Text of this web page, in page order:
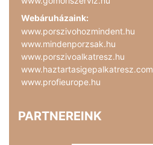
Webáruházaink:
www.porszivohozmindent.hu
www.mindenporzsak.hu
www.porszivoalkatresz.hu
www.haztartasigepalkatresz.com
www.profieurope.hu
PARTNEREINK